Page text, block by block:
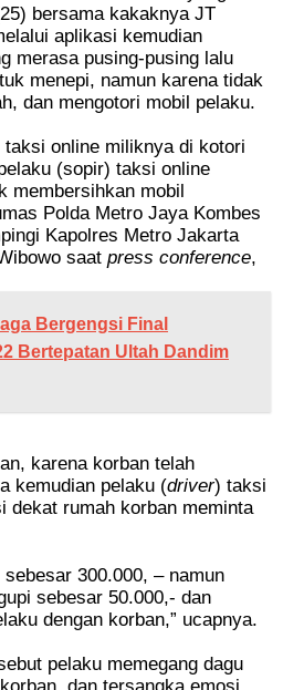
bersama kakaknya JT
aplikasi kemudian
merasa pusing-pusing lalu
menepi, namun karena tidak
dan mengotori mobil pelaku.
taksi online miliknya di kotori
(sopir) taksi online
membersihkan mobil
Polda Metro Jaya Kombes
Kapolres Metro Jakarta
saat press conference,
Bergengsi Final
Bertepatan Ultah Dandim
karena korban telah
kemudian pelaku (driver) taksi
dekat rumah korban meminta
300.000, – namun
sebesar 50.000,- dan
dengan korban,” ucapnya.
pelaku memegang dagu